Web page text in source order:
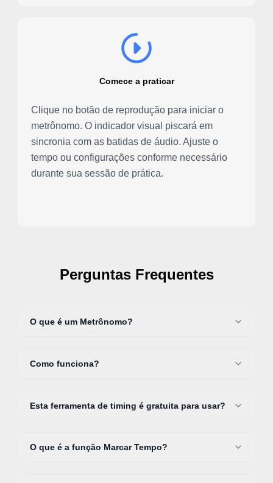
Comece a praticar
Clique no botão de reprodução para iniciar o
metrônomo. O indicador visual piscará em
sincronia com as batidas de áudio. Ajuste o
tempo ou configurações conforme necessário
durante sua sessão de prática.
Perguntas Frequentes
O que é um Metrônomo?
Como funciona?
Esta ferramenta de timing é gratuita para usar?
O que é a função Marcar Tempo?